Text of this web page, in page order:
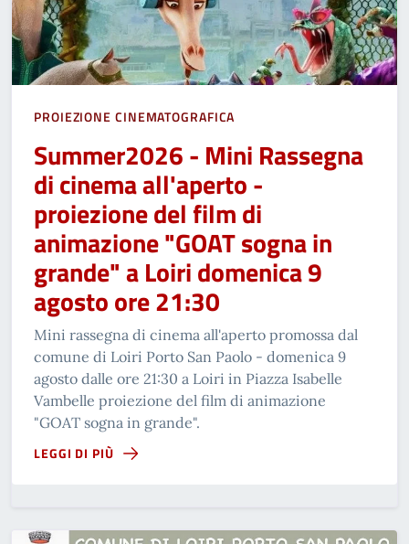
PROIEZIONE CINEMATOGRAFICA
Summer2026 - Mini Rassegna
di cinema all'aperto -
proiezione del film di
animazione "GOAT sogna in
grande" a Loiri domenica 9
agosto ore 21:30
Mini rassegna di cinema all'aperto promossa dal
comune di Loiri Porto San Paolo - domenica 9
agosto dalle ore 21:30 a Loiri in Piazza Isabelle
Vambelle proiezione del film di animazione
"GOAT sogna in grande".
LEGGI DI PIÙ